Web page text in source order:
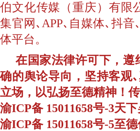
伯文化传媒（重庆）有限
集官网､APP､自媒体､抖
体平台。
在国家法律许可下，遵
确的舆论导向，坚持客观
立场，以弘扬至德精神！
渝ICP备 15011658号-3天
渝ICP备 15011658号-5至